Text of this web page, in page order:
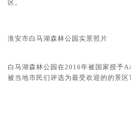
区。
淮安市白马湖森林公园 实景照片
白马湖森林公园在2016年被国家授予
被当地市民们评选为最受欢迎的的景区